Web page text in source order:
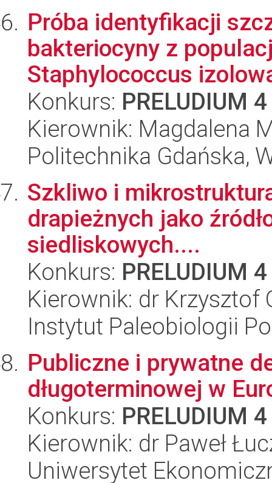
Próba identyfikacji
bakteriocyny z
Staphylococcus
Konkurs: PRELUDIUM 4
Kierownik: Magdalena
Politechnika Gdańska,
Szkliwo i
drapieżnych jako
siedliskowych....
Konkurs: PRELUDIUM 4
Kierownik: dr Krzysztof
Instytut Paleobiologii
Publiczne i prywatne
długoterminowej w
Konkurs: PRELUDIUM 4
Kierownik: dr Paweł
Uniwersytet